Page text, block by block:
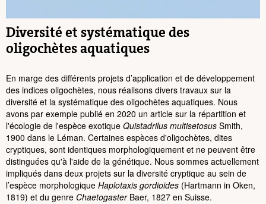
Diversité et systématique des
oligochètes aquatiques
En marge des différents projets d’application et de développement
des indices oligochètes, nous réalisons divers travaux sur la
diversité et la systématique des oligochètes aquatiques. Nous
avons par exemple publié en 2020 un article sur la répartition et
l'écologie de l'espèce exotique Quistadrilus multisetosus Smith,
1900 dans le Léman. Certaines espèces d'oligochètes, dites
cryptiques, sont identiques morphologiquement et ne peuvent être
distinguées qu'à l'aide de la génétique. Nous sommes actuellement
impliqués dans deux projets sur la diversité cryptique au sein de
l’espèce morphologique Haplotaxis gordioides (Hartmann in Oken,
1819) et du genre ChaetogasterBaer, 1827 en Suisse.